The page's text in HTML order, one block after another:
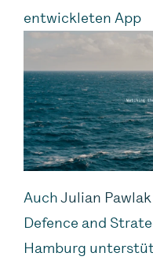
entwickleten App
AuchJulian Pawlak
Defence and
Hamburg